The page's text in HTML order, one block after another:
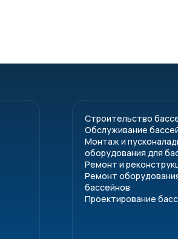
Строительство
Обслуживание
Монтаж и
оборудования для
Ремонт и
Ремонт
бассейнов
Проектирование